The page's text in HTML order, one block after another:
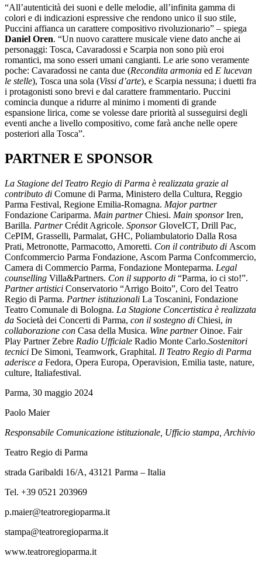
“All’autenticità dei suoni e delle melodie, all’infinita gamma di
colori e di indicazioni espressive che rendono unico il suo stile,
Puccini affianca un carattere compositivo rivoluzionario” – spiega
Daniel Oren. “Un nuovo carattere musicale viene dato anche ai
personaggi: Tosca, Cavaradossi e Scarpia non sono più eroi
romantici, ma sono esseri umani cangianti. Le arie sono veramente
poche: Cavaradossi ne canta due (Recondita armonia ed E lucevan
le stelle), Tosca una sola (Vissi d’arte), e Scarpia nessuna; i duetti fra
i protagonisti sono brevi e dal carattere frammentario. Puccini
comincia dunque a ridurre al minimo i momenti di grande
espansione lirica, come se volesse dare priorità al susseguirsi degli
eventi anche a livello compositivo, come farà anche nelle opere
posteriori alla Tosca”.
PARTNER E SPONSOR
La Stagione del Teatro Regio di Parma è realizzata grazie al
contributo di Comune di Parma, Ministero della Cultura, Reggio
Parma Festival, Regione Emilia-Romagna. Major partner
Fondazione Cariparma. Main partnerChiesi. Main sponsorIren,
Barilla. PartnerCrédit Agricole. SponsorGloveICT, Drill Pac,
CePIM, Grasselli, Parmalat, GHC, Poliambulatorio Dalla Rosa
Prati, Metronotte, Parmacotto, Amoretti. Con il contributo di Ascom
Confcommercio Parma Fondazione, Ascom Parma Confcommercio,
Camera di Commercio Parma, Fondazione Monteparma. Legal
counselling Villa&Partners. Con il supporto di “Parma, io ci sto!”.
Partner artistici Conservatorio “Arrigo Boito”, Coro del Teatro
Regio di Parma. Partner istituzionali La Toscanini, Fondazione
Teatro Comunale di Bologna. La Stagione Concertistica è realizzata
da Società dei Concerti di Parma, con il sostegno di Chiesi, in
collaborazione con Casa della Musica. Wine partnerOinoe. Fair
Play Partner Zebre Radio Ufficiale Radio Monte Carlo.Sostenitori
tecnici De Simoni, Teamwork, Graphital. Il Teatro Regio di Parma
aderisce a Fedora, Opera Europa, Operavision, Emilia taste, nature,
culture, Italiafestival.
Parma, 30 maggio 2024
Paolo Maier
Responsabile Comunicazione istituzionale, Ufficio stampa, Archivio
Teatro Regio di Parma
strada Garibaldi 16/A, 43121 Parma – Italia
Tel. +39 0521 203969
p.maier@teatroregioparma.it
stampa@teatroregioparma.it
www.teatroregioparma.it